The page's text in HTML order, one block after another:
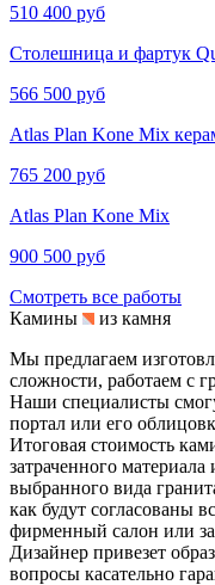
510 400 руб
Столешница и фартук
566 500 руб
Atlas Plan Kone Mix
765 200 руб
Atlas Plan Kone Mix
900 500 руб
Смотреть все работы
Камины
из камня
Мы предлагаем
сложности, работаем с
Наши специалисты
портал или его
Итоговая стоимость
затраченного
выбранного вида
как будут согласованы
фирменный салон или
Дизайнер привезет
вопросы касательно